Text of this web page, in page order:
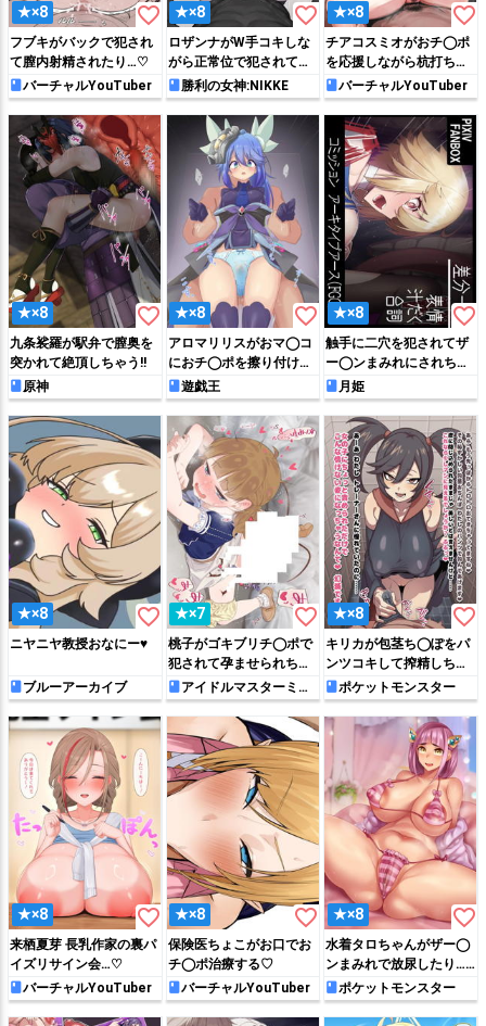
★×8 favorite_border
フブキがバックで犯され
て膣内射精されたり…♡
バーチャルYouTuber
★×8 favorite_border
ロザンナがW手コキしな
がら正常位で犯されてザ
ー◯ンをぶっかけられち
ゃう!!
勝利の女神:NIKKE
★×8 favorite_border
チアコスミオがおチ◯ポ
を応援しながら杭打ちピ
ストン騎乗位する♡
バーチャルYouTuber
★×8 favorite_border
九条裟羅が駅弁で膣奥を
突かれて絶頂しちゃう!!
原神
★×8 favorite_border
アロマリリスがおマ◯コ
におチ◯ポを擦り付けら
れて気持ちよくなっちゃ
う♡
遊戯王
★×8 favorite_border
触手に二穴を犯されてザ
ー◯ンまみれにされちゃ
うアルクェイド
月姫
★×8 favorite_border
ニヤニヤ教授おなにー♥
ブルーアーカイブ
★×7 favorite_border
桃子がゴキブリチ◯ポで
犯されて孕ませられちゃ
う♡アイドルマスターミリ
オンライブ!
★×8 favorite_border
キリカが包茎ち◯ぽをパ
ンツコキして搾精しちゃ
う!!ポケットモンスター
★×8 favorite_border
来栖夏芽 長乳作家の裏パ
イズリサイン会…♡
バーチャルYouTuber
★×8 favorite_border
保険医ちょこがお口でお
チ◯ポ治療する♡
バーチャルYouTuber
★×8 favorite_border
水着タロちゃんがザー◯
ンまみれで放尿したり…
♡ポケットモンスター